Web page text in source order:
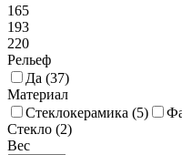
165
193
220
Рельеф
Да (37)
Материал
Стеклокерамика (5)
Стекло (2)
Вес